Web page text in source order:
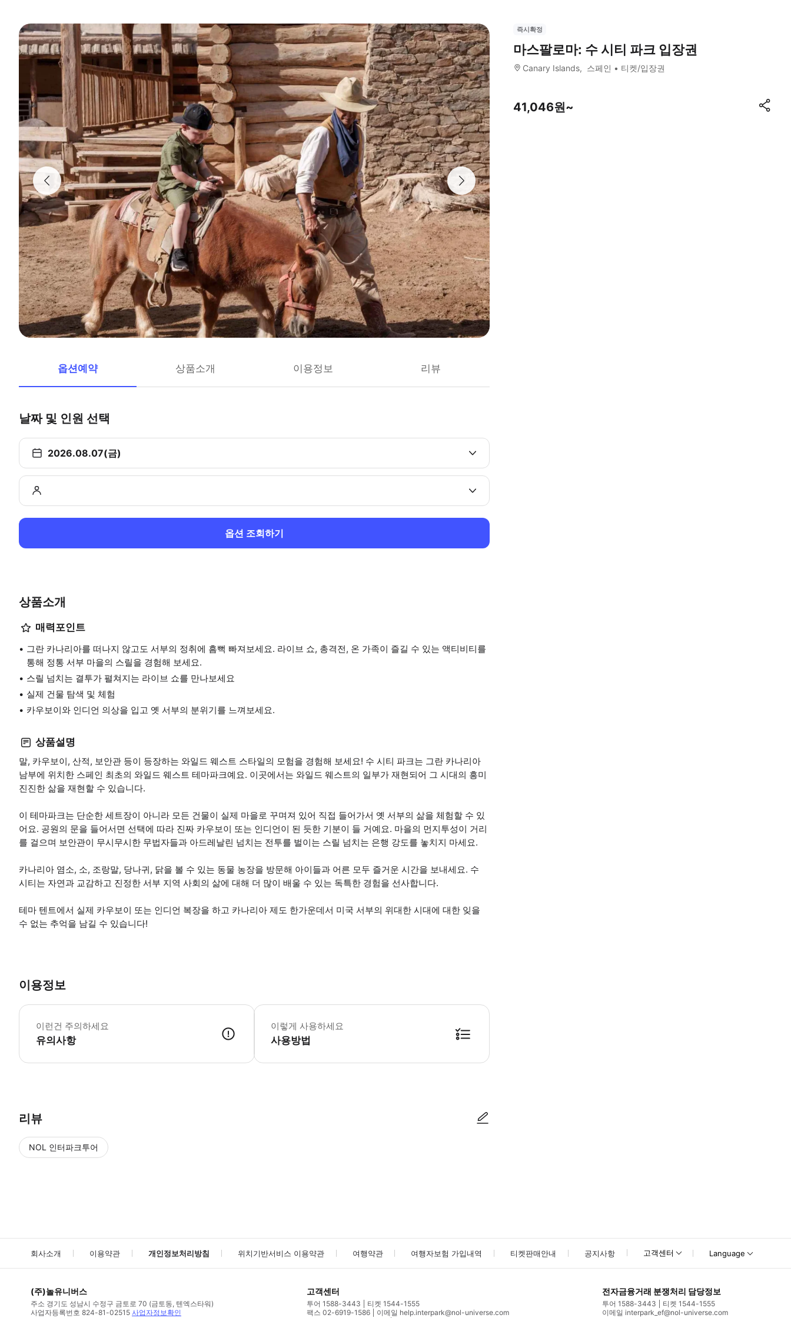
옵션예약 상품소개 이용정보 리뷰
날짜 및 인원 선택
2026.08.07(금)
옵션 조회하기
상품소개
매력포인트
그란 카나리아를 떠나지 않고도 서부의 정취에 흠뻑 빠져보세요. 라이브 쇼, 총격전, 온 가족이 즐길 수 있는 액티비티를
통해 정통 서부 마을의 스릴을 경험해 보세요.
스릴 넘치는 결투가 펼쳐지는 라이브 쇼를 만나보세요
실제 건물 탐색 및 체험
카우보이와 인디언 의상을 입고 옛 서부의 분위기를 느껴보세요.
상품설명
말, 카우보이, 산적, 보안관 등이 등장하는 와일드 웨스트 스타일의 모험을 경험해 보세요! 수 시티 파크는 그란 카나리아
남부에 위치한 스페인 최초의 와일드 웨스트 테마파크예요. 이곳에서는 와일드 웨스트의 일부가 재현되어 그 시대의 흥미
진진한 삶을 재현할 수 있습니다.
이 테마파크는 단순한 세트장이 아니라 모든 건물이 실제 마을로 꾸며져 있어 직접 들어가서 옛 서부의 삶을 체험할 수 있
어요. 공원의 문을 들어서면 선택에 따라 진짜 카우보이 또는 인디언이 된 듯한 기분이 들 거예요. 마을의 먼지투성이 거리
를 걸으며 보안관이 무시무시한 무법자들과 아드레날린 넘치는 전투를 벌이는 스릴 넘치는 은행 강도를 놓치지 마세요.
카나리아 염소, 소, 조랑말, 당나귀, 닭을 볼 수 있는 동물 농장을 방문해 아이들과 어른 모두 즐거운 시간을 보내세요. 수
시티는 자연과 교감하고 진정한 서부 지역 사회의 삶에 대해 더 많이 배울 수 있는 독특한 경험을 선사합니다.
테마 텐트에서 실제 카우보이 또는 인디언 복장을 하고 카나리아 제도 한가운데서 미국 서부의 위대한 시대에 대한 잊을
수 없는 추억을 남길 수 있습니다!
이용정보
이런건 주의하세요
유의사항
이렇게 사용하세요
사용방법
리뷰
NOL 인터파크투어
즉시확정
마스팔로마: 수 시티 파크 입장권
Canary Islands 스페인 티켓/입장권
41,046원~
회사소개 이용약관 개인정보처리방침 위치기반서비스 이용약관 여행약관 여행자보험 가입내역 티켓판매안내 공지사항 고객센터 Language
(주)놀유니버스
주소 경기도 성남시 수정구 금토로 70 (금토동, 텐엑스타워)
사업자등록번호 824-81-02515 사업자정보확인
고객센터
투어 1588-3443
티켓 1544-1555
팩스 02-6919-1586
이메일 help.interpark@nol-universe.com
전자금융거래 분쟁처리 담당정보
투어 1588-3443
티켓 1544-1555
이메일 interpark_ef@nol-universe.com